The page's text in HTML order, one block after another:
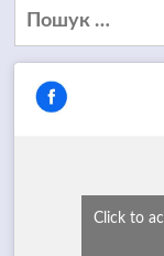
Пошук:
Click to